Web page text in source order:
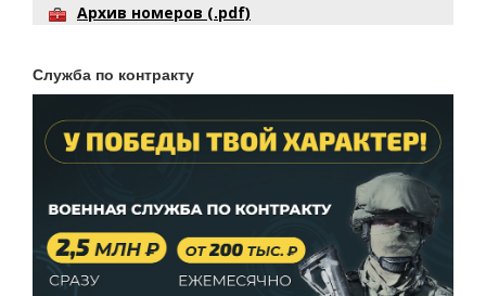
Архив номеров (.pdf)
Служба по контракту